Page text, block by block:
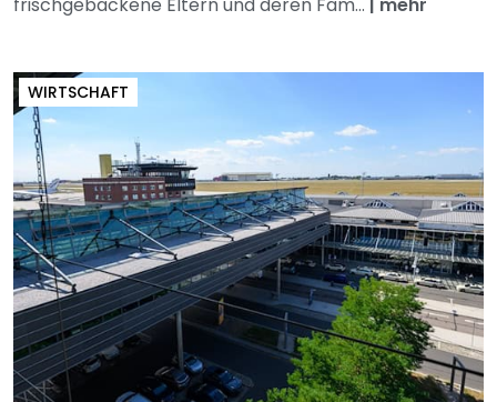
frischgebackene Eltern und deren Fam... | mehr
WIRTSCHAFT